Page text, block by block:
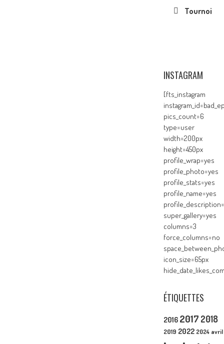
Tournoi
INSTAGRAM
[fts_instagram
pics_count=6
type=user
width=200px
height=450px
profile_wrap=yes
profile_photo=yes
profile_stats=yes
profile_name=yes
super_gallery=yes
columns=3
force_columns=no
icon_size=65px
ÉTIQUETTES
2016 2017 2018
2019 2022 2024 avril